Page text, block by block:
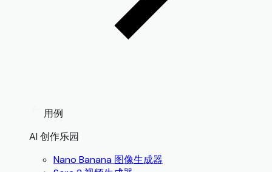
用例
AI 创作乐园
Nano Banana 图像生成器